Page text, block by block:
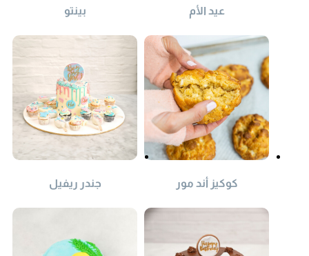
عيد الأم بينتو
كوكيز أند مور جندر ريفيل